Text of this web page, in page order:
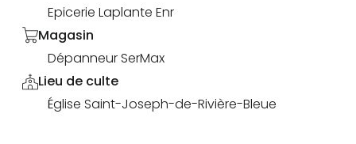
Epicerie Laplante Enr
Magasin
Dépanneur SerMax
Lieu de culte
Église Saint-Joseph-de-Rivière-Bleue